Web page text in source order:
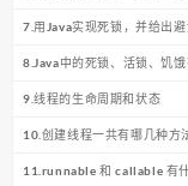
7.用Java实现死锁，并给出
8.Java中的死锁、活锁、饥饿
9.线程的生命周期和状态
10.创建线程一共有哪几种方
11.runnable 和 callable 有什